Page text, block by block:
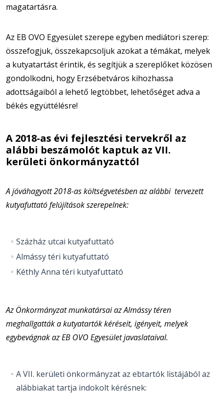
magatartásra.
Az EB OVO Egyesület szerepe egyben mediátori szerep:
összefogjuk, összekapcsoljuk azokat a témákat, melyek
a kutyatartást érintik, és segítjük a szereplőket közösen
gondolkodni, hogy Erzsébetváros kihozhassa
adottságaiból a lehető legtöbbet, lehetőséget adva a
békés együttélésre!
A 2018-as évi fejlesztési tervekről az
alábbi beszámolót kaptuk az VII.
kerületi önkormányzattól
A jóváhagyott 2018-as költségvetésben az alábbi tervezett
kutyafuttató felújítások szerepelnek:
Százház utcai kutyafuttató
Almássy téri kutyafuttató
Kéthly Anna téri kutyafuttató
Az Önkormányzat munkatársai az Almássy téren
meghallgatták a kutyatartók kéréseit, igényeit, melyek
egybevágnak az EB OVO Egyesület javaslataival.
A VII. kerületi önkormányzat az ebtartók listájából az
alábbiakat tartja indokolt kérésnek: